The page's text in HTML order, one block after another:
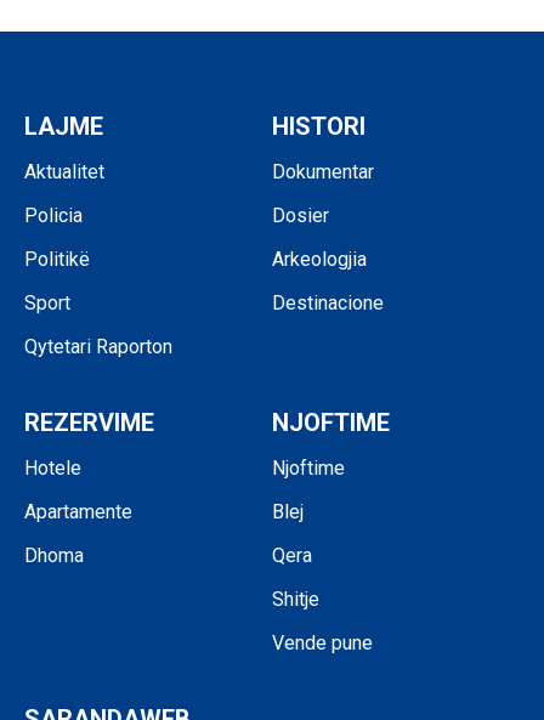
LAJME
Aktualitet
Policia
Politikë
Sport
Qytetari Raporton
HISTORI
Dokumentar
Dosier
Arkeologjia
Destinacione
REZERVIME
Hotele
Apartamente
Dhoma
NJOFTIME
Njoftime
Blej
Qera
Shitje
Vende pune